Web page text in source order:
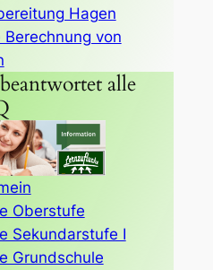
Hagen
Berechnung von
alle
Oberstufe
Sekundarstufe I
Grundschule